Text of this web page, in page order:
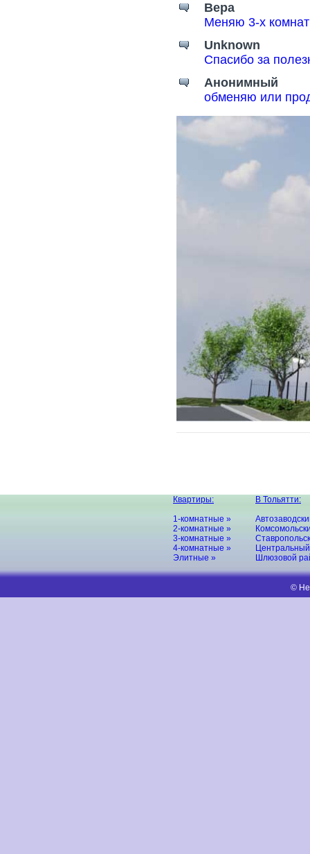
Вера
Меняю 3-х
Unknown
Спасибо за
Анонимный
обменяю или
Квартиры:
1-комнатные »
2-комнатные »
3-комнатные »
4-комнатные »
Элитные »
В Тольятти:
Шлюзовой
©